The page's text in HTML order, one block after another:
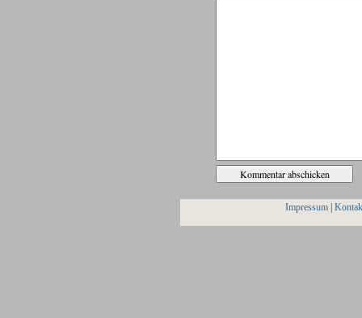
Impressum|